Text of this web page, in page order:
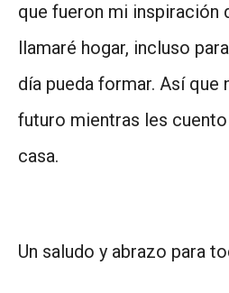
que fueron mi inspiración
llamaré hogar, incluso
día pueda formar. Así que
futuro mientras les
casa.
Un saludo y abrazo para